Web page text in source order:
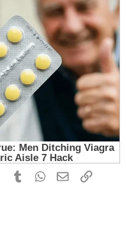
PinterestTumblrWhatsApp
EmailLink